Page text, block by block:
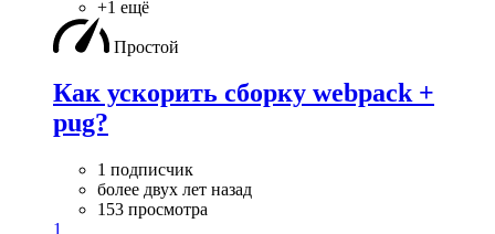
+1 ещё
Простой
Как ускорить сборку webpack +
pug?
1 подписчик
более двух лет назад
153 просмотра
1